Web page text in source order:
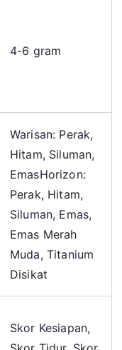
4-6 gram
Warisan: Perak,
Hitam, Siluman,
EmasHorizon:
Perak, Hitam,
Siluman, Emas,
Emas Merah
Muda, Titanium
Disikat
Skor Kesiapan,